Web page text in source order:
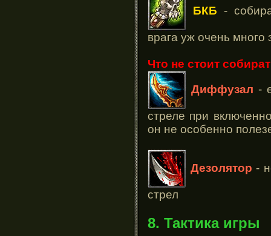
БКБ -
врага уж очень много
Что не стоит
Диффузал -
стреле при
он не особенно
Дезолятор -
стрел
8. Тактика игры